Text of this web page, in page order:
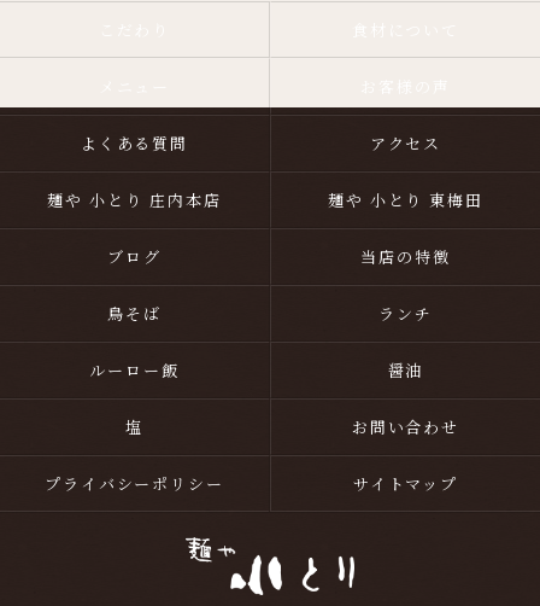
よくある質問 アクセス
麺や 小とり 庄内本店 麺や 小とり 東梅田
ブログ 当店の特徴
鳥そば ランチ
ルーロー飯 醤油
塩 お問い合わせ
プライバシーポリシー サイトマップ